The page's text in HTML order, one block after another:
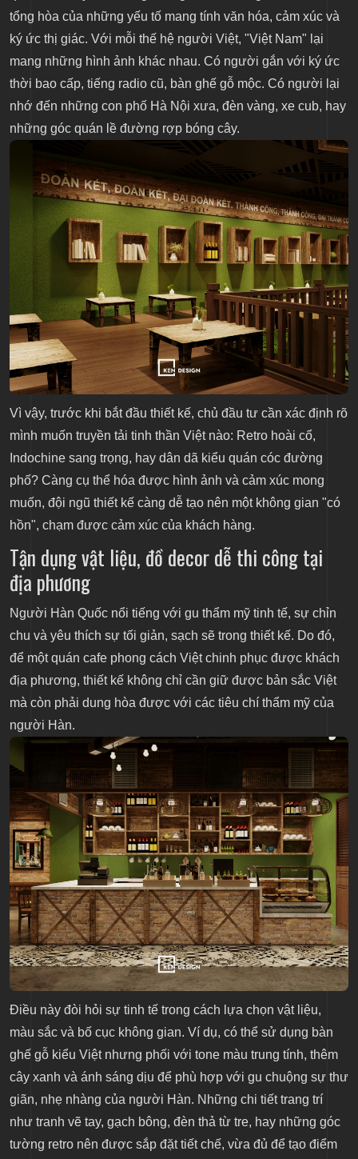
tổng hòa của những yếu tố mang tính văn hóa, cảm xúc và
ký ức thị giác. Với mỗi thế hệ người Việt, "Việt Nam" lại
mang những hình ảnh khác nhau. Có người gắn với ký ức
thời bao cấp, tiếng radio cũ, bàn ghế gỗ mộc. Có người lại
nhớ đến những con phố Hà Nội xưa, đèn vàng, xe cub, hay
những góc quán lề đường rợp bóng cây.
Vì vậy, trước khi bắt đầu thiết kế, chủ đầu tư cần xác định rõ
mình muốn truyền tải tinh thần Việt nào: Retro hoài cổ,
Indochine sang trọng, hay dân dã kiểu quán cóc đường
phố? Càng cụ thể hóa được hình ảnh và cảm xúc mong
muốn, đội ngũ thiết kế càng dễ tạo nên một không gian "có
hồn", chạm được cảm xúc của khách hàng.
Tận dụng vật liệu, đồ decor dễ thi công tại
địa phương
Người Hàn Quốc nổi tiếng với gu thẩm mỹ tinh tế, sự chỉn
chu và yêu thích sự tối giản, sạch sẽ trong thiết kế. Do đó,
để một quán cafe phong cách Việt chinh phục được khách
địa phương, thiết kế không chỉ cần giữ được bản sắc Việt
mà còn phải dung hòa được với các tiêu chí thẩm mỹ của
người Hàn.
Điều này đòi hỏi sự tinh tế trong cách lựa chọn vật liệu,
màu sắc và bố cục không gian. Ví dụ, có thể sử dụng bàn
ghế gỗ kiểu Việt nhưng phối với tone màu trung tính, thêm
cây xanh và ánh sáng dịu để phù hợp với gu chuộng sự thư
giãn, nhẹ nhàng của người Hàn. Những chi tiết trang trí
như tranh vẽ tay, gạch bông, đèn thả từ tre, hay những góc
tường retro nên được sắp đặt tiết chế, vừa đủ để tạo điểm